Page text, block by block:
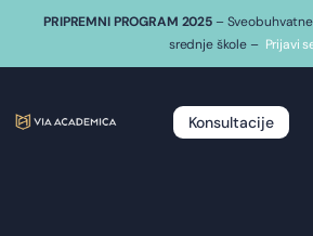
PRIPREMNI PROGRAM 2025 –
srednje škole – Prijavi
Konsultacije